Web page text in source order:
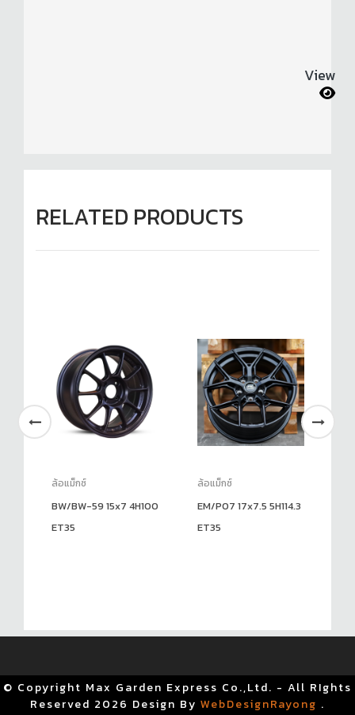
View
RELATED PRODUCTS
ล้อแม็กซ์
BW/BW-59 15x7 4H100
ET35
ล้อแม็กซ์
EM/P07 17x7.5 5H114.3
ET35
© Copyright Max Garden Express Co.,Ltd. - All RIghts
Reserved 2026 Design By WebDesignRayong .